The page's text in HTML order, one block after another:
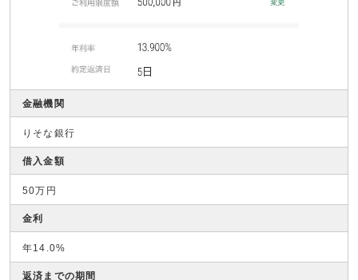
金融機関
りそな銀行
借入金額
50万円
金利
年14.0%
返済までの期間